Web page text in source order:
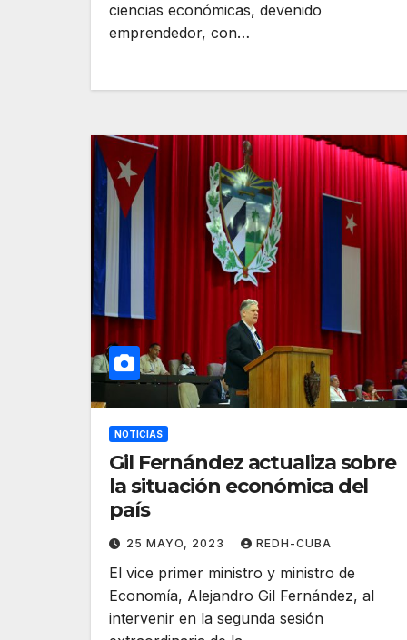
ciencias económicas, devenido
emprendedor, con…
NOTICIAS
Gil Fernández actualiza sobre
la situación económica del
país
25 MAYO, 2023 REDH-CUBA
El vice primer ministro y ministro de
Economía, Alejandro Gil Fernández, al
intervenir en la segunda sesión